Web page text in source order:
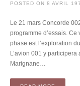
POSTED ON 8 AVRIL
Le 21 mars Concorde
programme d’essais. Ce
phase est l’exploration
L’avion 001 y
Marignane…